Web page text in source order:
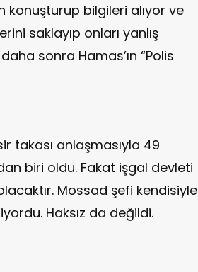
konuşturup bilgileri alıyor ve
saklayıp onları yanlış
sonra Hamas’ın “Polis
takası anlaşmasıyla 49
biri oldu. Fakat işgal devleti
Mossad şefi kendisiyle
Haksız da değildi.